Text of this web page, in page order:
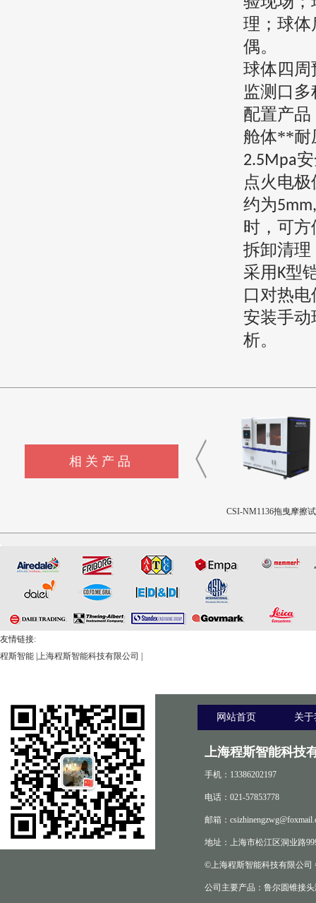
理；球体
偶。
球体四周
监测口
配置产
舱体**耐
2.5Mpa
点火电
约为5mm,
时，可方
拆卸清理
采用 K型
口对热
安装手
析。
相关产品
CSI-NM1136拖曳摩擦
友情链接:
程斯智能 上海程斯智能科技有限公司
网站首页 关
上海程斯智能科技
手机：13386202197
电话：021-57853778
邮箱：
地址：上海市松江区洞业路
©上海程斯智能科技有限公司
公司主要产品：鲁尔圆锥接